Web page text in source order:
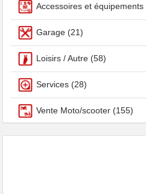
Accessoires et équipements
Garage (21)
Loisirs / Autre (58)
Services (28)
Vente Moto/scooter (155)